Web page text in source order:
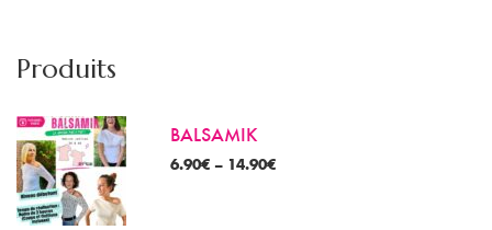
Produits
BALSAMIK
6.90€ – 14.90€